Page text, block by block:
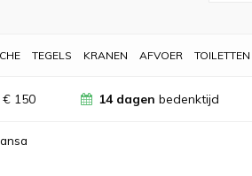
TEGELS KRANEN AFVOER TOILETTEN
150 14 dagen bedenktijd